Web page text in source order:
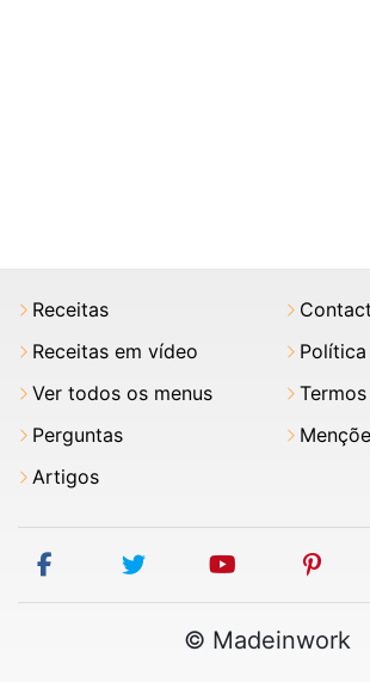
Receitas
Receitas em vídeo
Ver todos os menus
Perguntas
Artigos
facebooktwitter youtube
© Madeinwork